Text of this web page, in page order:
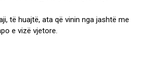
të huajtë, ata që vinin nga jashtë me
e vizë vjetore.